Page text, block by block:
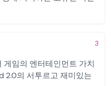
3
임의 엔터테인먼트 가치
2.0의 서투르고 재미있는